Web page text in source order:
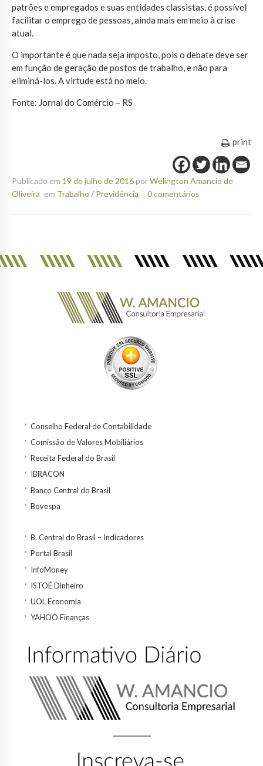
patrões e empregados e suas entidades classistas, é possível
facilitar o emprego de pessoas, ainda mais em meio à crise
atual.
O importante é que nada seja imposto, pois o debate deve ser
em função de geração de postos de trabalho, e não para
eliminá-los. A virtude está no meio.
Fonte: Jornal do Comércio – RS
print
Publicado em 19 de julho de 2016porWelington Amancio de
Oliveira em Trabalho / Previdência 0 comentários
Conselho Federal de Contabilidade
Comissão de Valores Mobiliários
Receita Federal do Brasil
IBRACON
Banco Central do Brasil
Bovespa
B. Central do Brasil – Indicadores
Portal Brasil
InfoMoney
ISTOÉ Dinheiro
UOL Economia
YAHOO Finanças